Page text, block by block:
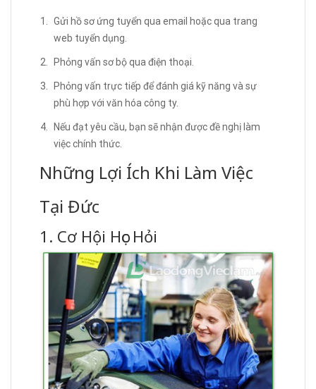
Gửi hồ sơ ứng tuyển qua email hoặc qua trang
web tuyển dụng.
Phỏng vấn sơ bộ qua điện thoại.
Phỏng vấn trực tiếp để đánh giá kỹ năng và sự
phù hợp với văn hóa công ty.
Nếu đạt yêu cầu, bạn sẽ nhận được đề nghị làm
việc chính thức.
Những Lợi Ích Khi Làm Việc
Tại Đức
1. Cơ Hội Học Hỏi